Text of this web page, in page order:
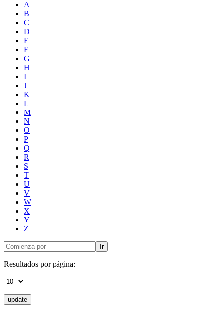
A
B
C
D
E
F
G
H
I
J
K
L
M
N
O
P
Q
R
S
T
U
V
W
X
Y
Z
Ir
Resultados por página:
update